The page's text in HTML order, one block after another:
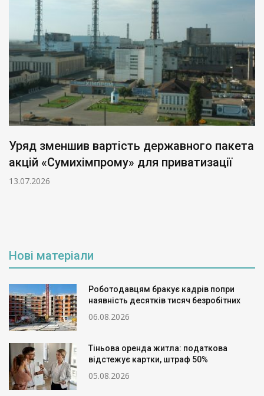
Уряд зменшив вартість державного пакета
акцій «Сумихімпрому» для приватизації
13.07.2026
Нові матеріали
Роботодавцям бракує кадрів попри
наявність десятків тисяч безробітних
06.08.2026
Тіньова оренда житла: податкова
відстежує картки, штраф 50%
05.08.2026